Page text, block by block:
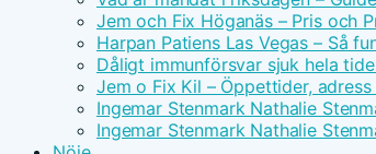
Jem och Fix Höganäs – Pris och
Harpan Patiens Las Vegas – Så
Dåligt immunförsvar sjuk hela
Jem o Fix Kil – Öppettider,
Ingemar Stenmark Nathalie
Ingemar Stenmark Nathalie